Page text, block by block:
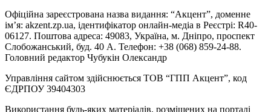
Офіційна зареєстрована назва видання: “Акцент”, доменне
ім’я: akzent.zp.ua, ідентифікатор онлайн-медіа в Реєстрі: R40-
06127. Поштова адреса: 49083, Україна, м. Дніпро, проспект
Слобожанський, буд. 40 А. Телефон: +38 (068) 859-24-88.
Головний редактор Чубукін Олександр
Управління сайтом здійснюється ТОВ “ГПП Акцент”, код
ЄДРПОУ 39404303
Використання будь-яких матеріалів, розміщених на порталі